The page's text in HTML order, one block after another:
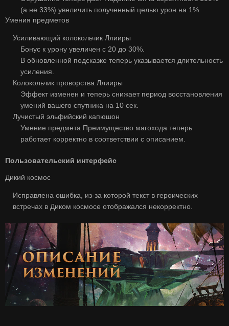
(а не 33%) увеличить полученный целью урон на 1%.
Умения предметов
Усиливающий колокольчик Ллииры
Бонус к урону увеличен с 20 до 30%.
В обновленной подсказке теперь указывается длительность
усиления.
Колокольчик проворства Ллииры
Эффект изменен и теперь снижает период восстановления
умений вашего спутника на 10 сек.
Лучистый эльфийский капюшон
Умение предмета Преимущество магохода теперь
работает корректно в соответствии с описанием.
Пользовательский интерфейс
Дикий космос
Исправлена ошибка, из-за которой текст в героических
встречах в Диком космосе отображался некорректно.